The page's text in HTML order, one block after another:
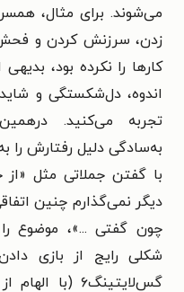
می‌شوند. برای مثال،
زدن، سرزنش کردن و فحش
کارها را نکرده بود،
اندوه، دل‌شکستگی و
تجربه می‌کنید.
به‌سادگی دلیل رفتارش را
با گفتن جملاتی مثل
دیگر نمی‌گذارم چنین
چون گفتی ...»، موضوع
شکلی رایج از بازی
گس‌لایتینگ۶